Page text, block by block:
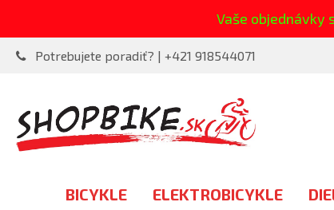
Vaše objednávky
Potrebujete poradiť? | +421 918544071
BICYKLE ELEKTROBICYKLE